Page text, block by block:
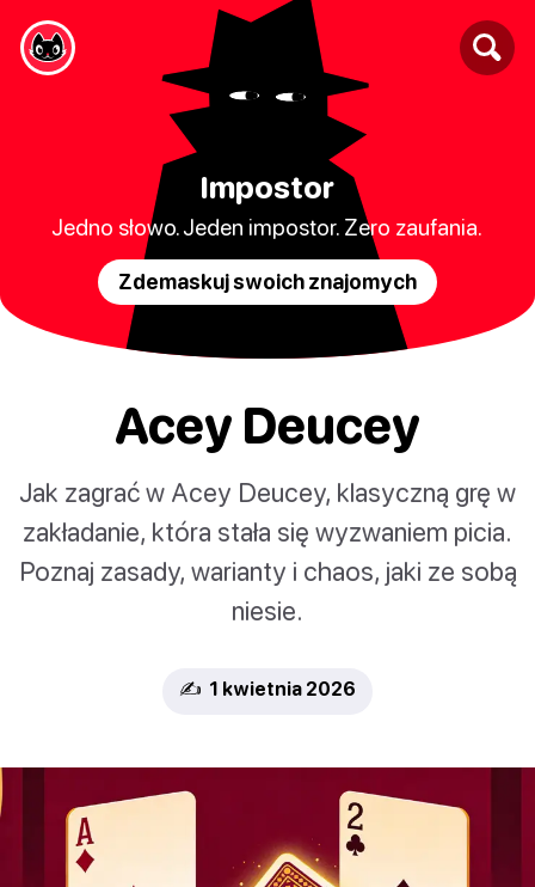
Impostor
Jedno słowo. Jeden impostor. Zero zaufania.
Zdemaskuj swoich znajomych
Acey Deucey
Jak zagrać w Acey Deucey, klasyczną grę w
zakładanie, która stała się wyzwaniem picia.
Poznaj zasady, warianty i chaos, jaki ze sobą
niesie.
✍️ 1 kwietnia 2026